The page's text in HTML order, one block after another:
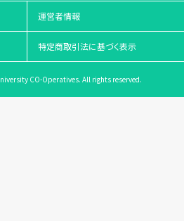
運営者情報
特定商取引法に基づく表示
CO-Operatives. All rights reserved.